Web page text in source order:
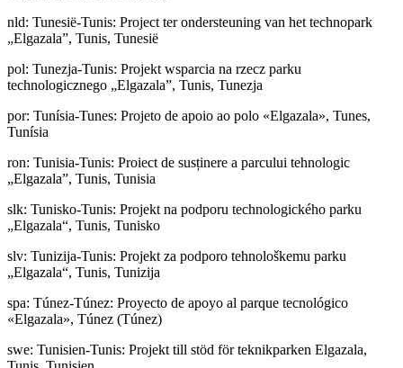
nld: Tunesië-Tunis: Project ter ondersteuning van het technopark
„Elgazala”, Tunis, Tunesië
pol: Tunezja-Tunis: Projekt wsparcia na rzecz parku
technologicznego „Elgazala”, Tunis, Tunezja
por: Tunísia-Tunes: Projeto de apoio ao polo «Elgazala», Tunes,
Tunísia
ron: Tunisia-Tunis: Proiect de susținere a parcului tehnologic
„Elgazala”, Tunis, Tunisia
slk: Tunisko-Tunis: Projekt na podporu technologického parku
„Elgazala“, Tunis, Tunisko
slv: Tunizija-Tunis: Projekt za podporo tehnološkemu parku
„Elgazala“, Tunis, Tunizija
spa: Túnez-Túnez: Proyecto de apoyo al parque tecnológico
«Elgazala», Túnez (Túnez)
swe: Tunisien-Tunis: Projekt till stöd för teknikparken Elgazala,